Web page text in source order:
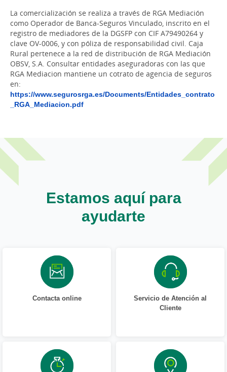
La comercialización se realiza a través de RGA Mediación
como Operador de Banca-Seguros Vinculado, inscrito en el
registro de mediadores de la DGSFP con CIF A79490264 y
clave OV-0006, y con póliza de responsabilidad civil. Caja
Rural pertenece a la red de distribución de RGA Mediación
OBSV, S.A. Consultar entidades aseguradoras con las que
RGA Mediacion mantiene un cotrato de agencia de seguros
en:
https://www.segurosrga.es/Documents/Entidades_contrato
_RGA_Mediacion.pdf
Estamos aquí para
ayudarte
Contacta online
Servicio de Atención al
Cliente